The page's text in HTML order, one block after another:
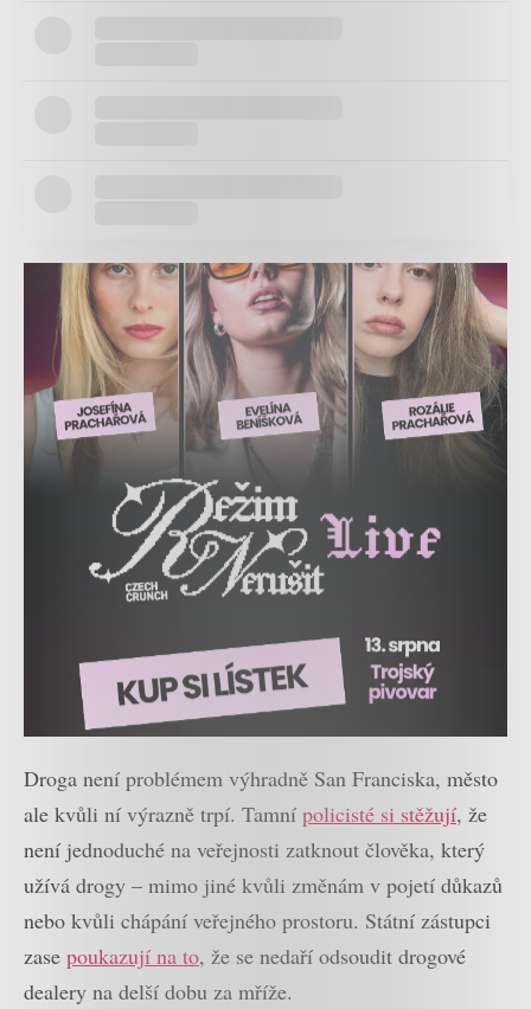
Droga není problémem výhradně San Franciska, město
ale kvůli ní výrazně trpí. Tamní policisté si stěžují, že
není jednoduché na veřejnosti zatknout člověka, který
užívá drogy – mimo jiné kvůli změnám v pojetí důkazů
nebo kvůli chápání veřejného prostoru. Státní zástupci
zase poukazují na to, že se nedaří odsoudit drogové
dealery na delší dobu za mříže.